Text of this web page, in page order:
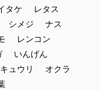
タケ
レタス
シメジ
ナス
レンコン
いんげん
キュウリ
オクラ